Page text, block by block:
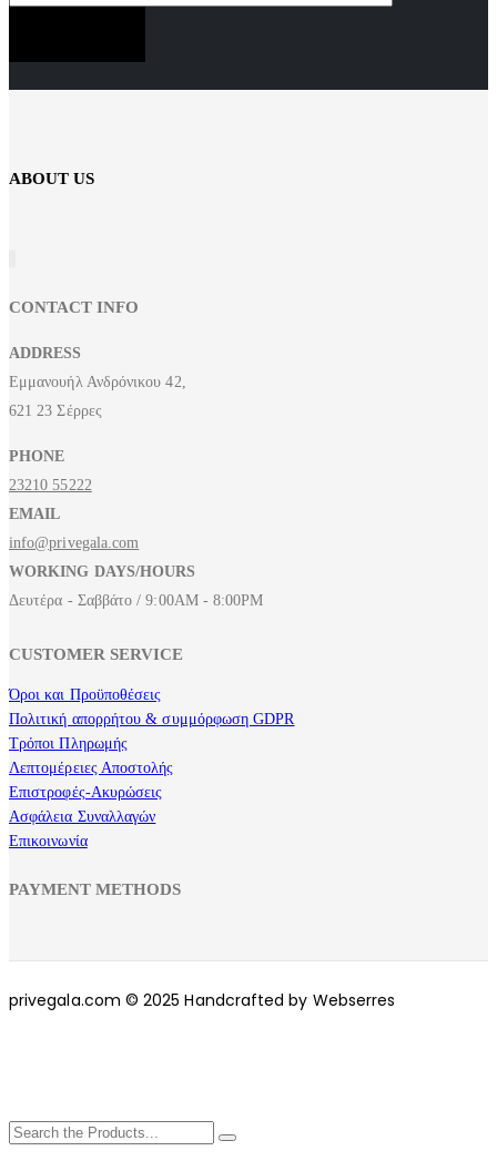
ABOUT US
CONTACT INFO
ADDRESS
Εμμανουήλ Ανδρόνικου 42,
621 23 Σέρρες
PHONE
23210 55222
EMAIL
info@privegala.com
WORKING DAYS/HOURS
Δευτέρα - Σαββάτο / 9:00AM - 8:00PM
CUSTOMER SERVICE
Όροι και Προϋποθέσεις
Πολιτική απορρήτου & συμμόρφωση GDPR
Τρόποι Πληρωμής
Λεπτομέρειες Αποστολής
Επιστροφές-Ακυρώσεις
Ασφάλεια Συναλλαγών
Επικοινωνία
PAYMENT METHODS
privegala.com © 2025 Handcrafted by Webserres